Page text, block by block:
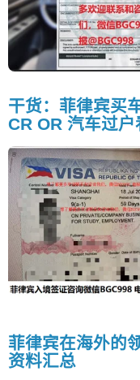
干货：菲律宾买
CR OR 汽车过户
菲律宾在海外的
资料汇总